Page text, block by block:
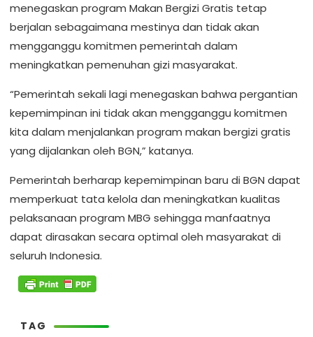
menegaskan program Makan Bergizi Gratis tetap
berjalan sebagaimana mestinya dan tidak akan
mengganggu komitmen pemerintah dalam
meningkatkan pemenuhan gizi masyarakat.
“Pemerintah sekali lagi menegaskan bahwa pergantian
kepemimpinan ini tidak akan mengganggu komitmen
kita dalam menjalankan program makan bergizi gratis
yang dijalankan oleh BGN,” katanya.
Pemerintah berharap kepemimpinan baru di BGN dapat
memperkuat tata kelola dan meningkatkan kualitas
pelaksanaan program MBG sehingga manfaatnya
dapat dirasakan secara optimal oleh masyarakat di
seluruh Indonesia.
TAG